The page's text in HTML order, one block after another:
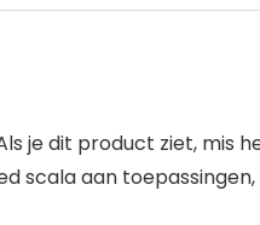
je dit product ziet, mis
scala aan